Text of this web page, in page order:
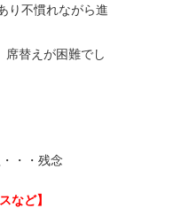
り不慣れながら進
席替えが困難でし
・・残念
など】